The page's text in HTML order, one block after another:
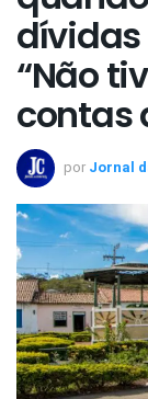
“Não
contas
por Jornal